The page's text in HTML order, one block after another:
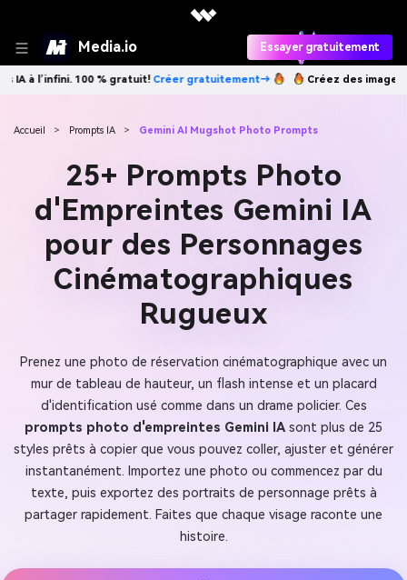
Media.io Essayer gratuitement
gratuitement→ Créez des images IA à l’infini. 100 % gratuit!
Accueil > Prompts IA > Gemini AI Mugshot Photo Prompts
25+ Prompts Photo
d'Empreintes Gemini IA
pour des Personnages
Cinématographiques
Rugueux
Prenez une photo de réservation cinématographique avec un
mur de tableau de hauteur, un flash intense et un placard
d'identification usé comme dans un drame policier. Ces
prompts photo d'empreintes Gemini IAsont plus de 25
styles prêts à copier que vous pouvez coller, ajuster et générer
instantanément. Importez une photo ou commencez par du
texte, puis exportez des portraits de personnage prêts à
partager rapidement. Faites que chaque visage raconte une
histoire.